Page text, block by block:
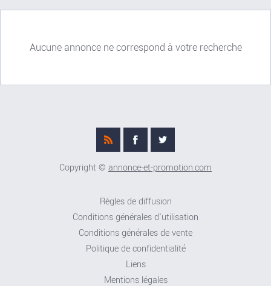
Aucune annonce ne correspond à votre recherche
Copyright © annonce-et-promotion.com
Règles de diffusion
Conditions générales d'utilisation
Conditions générales de vente
Politique de confidentialité
Liens
Mentions légales